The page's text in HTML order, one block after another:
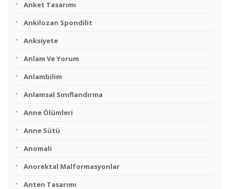
Anket Tasarımı
Ankilozan Spondilit
Anksiyete
Anlam Ve Yorum
Anlambilim
Anlamsal Sınıflandırma
Anne Ölümleri
Anne Sütü
Anomali
Anorektal Malformasyonlar
Anten Tasarımı